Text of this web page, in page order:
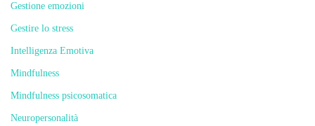
Gestione emozioni
Gestire lo stress
Intelligenza Emotiva
Mindfulness
Mindfulness psicosomatica
Neuropersonalità